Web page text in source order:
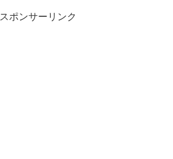
スポンサーリンク